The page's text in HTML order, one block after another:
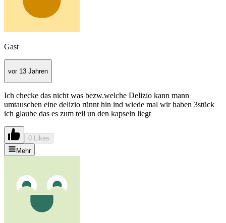
Gast
vor 13 Jahren
Ich checke das nicht was bezw.welche Delizio kann mann
umtauschen eine delizio rünnt hin ind wiede mal wir haben 3stück
ich glaube das es zum teil un den kapseln liegt
0 Likes
Mehr